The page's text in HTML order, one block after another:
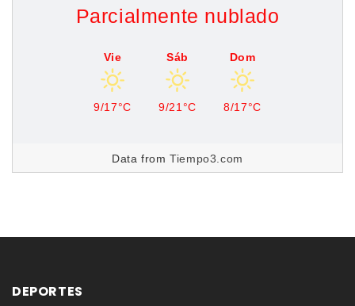
Parcialmente nublado
Vie
9/17°C
Sáb
9/21°C
Dom
8/17°C
Data fromTiempo3.com
DEPORTES